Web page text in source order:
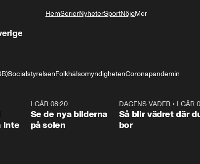
HemSerierNyheterSportNöjeMer
SocialstyrelsenFolkhälsomyndighetenCoronapandemin
inte
I GÅR 08:20
Se de nya bilderna
på solen
DAGENS VÄDER• I GÅR
Så blir vädret där
bor